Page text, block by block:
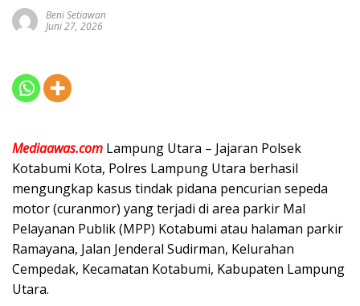
Beni Setiawan
Juni 27, 2026
Mediaawas.com Lampung Utara – Jajaran Polsek
Kotabumi Kota, Polres Lampung Utara berhasil
mengungkap kasus tindak pidana pencurian sepeda
motor (curanmor) yang terjadi di area parkir Mal
Pelayanan Publik (MPP) Kotabumi atau halaman parkir
Ramayana, Jalan Jenderal Sudirman, Kelurahan
Cempedak, Kecamatan Kotabumi, Kabupaten Lampung
Utara.